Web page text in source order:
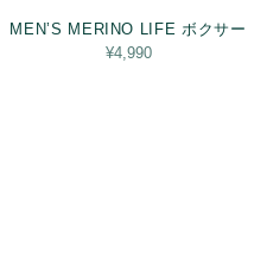
MEN’S MERINO LIFE ボクサー
¥4,990